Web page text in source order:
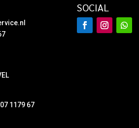
1179 67
SOCIAL